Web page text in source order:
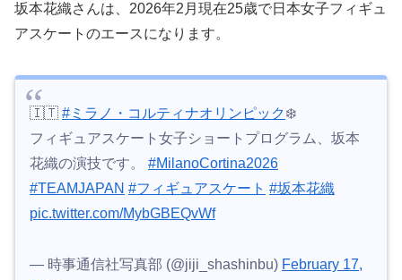
坂本花織さんは、2026年2月現在25歳で日本女子フィギュ
アスケートのエースになります。
🇮🇹 #ミラノ・コルティナオリンピック❄️
フィギュアスケート女子ショートプログラム、坂本
花織の演技です。 #MilanoCortina2026
#TEAMJAPAN #フィギュアスケート #坂本花織
pic.twitter.com/MybGBEQvWf
— 時事通信社写真部 (@jiji_shashinbu) February 17,